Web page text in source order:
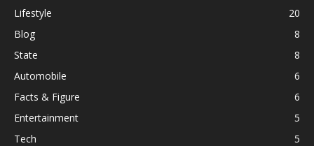
Lifestyle
20
Blog
8
State
8
Automobile
6
Facts & Figure
6
Entertainment
5
Tech
5